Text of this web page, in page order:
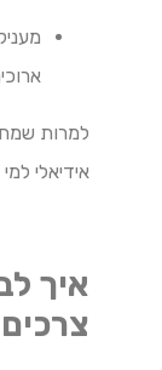
למרות
אידיאלי
איך